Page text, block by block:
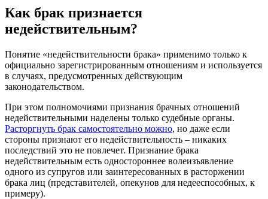
Как брак признается
недействительным?
Понятие «недействительности брака» применимо только к
официально зарегистрированным отношениям и используется
в случаях, предусмотренных действующим
законодательством.
При этом полномочиями признания брачных отношений
недействительными наделены только судебные органы.
Расторгнуть брак самостоятельно можно, но даже если
стороны признают его недействительность – никаких
последствий это не повлечет. Признание брака
недействительным есть одностороннее волеизъявление
одного из супругов или заинтересованных в расторжении
брака лиц (представителей, опекунов для недееспособных, к
примеру).